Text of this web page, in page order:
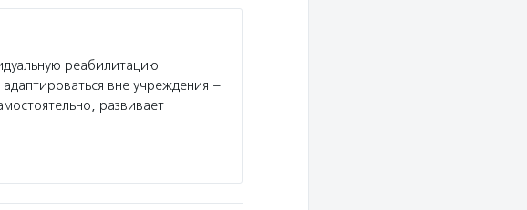
реабилитацию
вне учреждения –
развивает